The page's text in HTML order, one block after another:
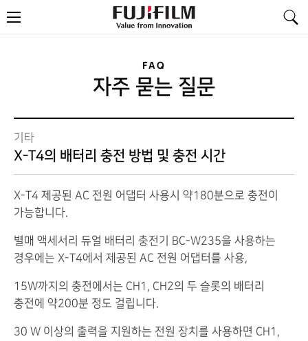
메
뉴
FAQ
자주 묻는 질문
기타
X-T4의 배터리 충전 방법 및 충전 시간
X-T4 제공된 AC 전원 어댑터 사용시 약180분으로 충전이
가능합니다.
별매 액세서리 듀얼 배터리 충전기 BC-W235을 사용하는
경우에는 X-T4에서 제공된 AC 전원 어댑터를 사용,
15W까지의 충전에서는 CH1, CH2의 두 슬롯의 배터리
충전에 약200분 정도 걸립니다.
30 W 이상의 출력을 지원하는 전원 장치를 사용하면 CH1,